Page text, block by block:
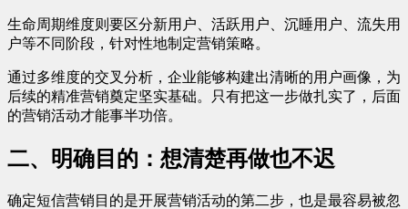
生命周期维度则要区分新用户、活跃用户、沉睡用户、流失用
户等不同阶段，针对性地制定营销策略。
通过多维度的交叉分析，企业能够构建出清晰的用户画像，为
后续的精准营销奠定坚实基础。只有把这一步做扎实了，后面
的营销活动才能事半功倍。
二、明确目的：想清楚再做也不迟
确定短信营销目的是开展营销活动的第二步，也是最容易被忽